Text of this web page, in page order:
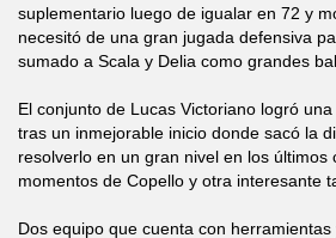
suplementario luego de igualar en 72 y
necesitó de una gran jugada defensiva
sumado a Scala y Delia como grandes
El conjunto de Lucas Victoriano logró
tras un inmejorable inicio donde sacó la
resolverlo en un gran nivel en los
momentos de Copello y otra interesante
Dos equipo que cuenta con